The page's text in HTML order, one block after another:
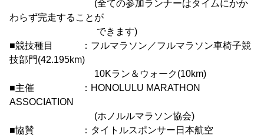
(全ての参加ランナーはタイムにかか
わらず完走することが
できます)
■競技種目 ：フルマラソン／フルマラソン車椅子競
技部門(42.195km)
10Kラン＆ウォーク(10km)
■主催 ：HONOLULU MARATHON
ASSOCIATION
(ホノルルマラソン協会)
■協賛 ：タイトルスポンサー日本航空